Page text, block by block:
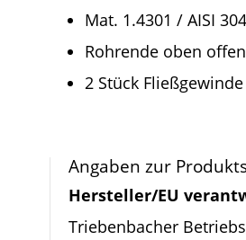
Mat. 1.4301 / AISI 304
Rohrende oben offen
2 Stück
Angaben zur
Hersteller/EU
Triebenbacher